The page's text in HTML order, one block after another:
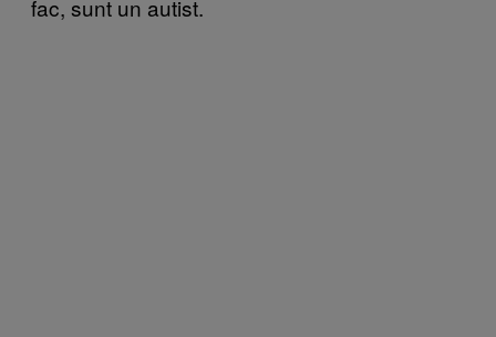
fac, sunt un autist.